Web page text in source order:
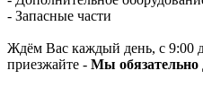
- Запасные части
Ждём Вас каждый день, с 9:00
приезжайте - Мы обязательно